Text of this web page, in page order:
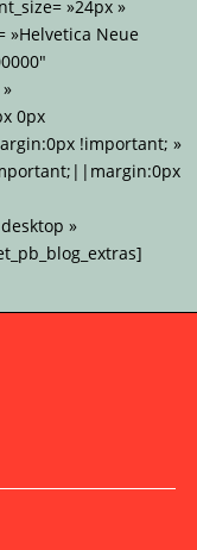
»24px »
»Helvetica Neue
0px
!important; »
»